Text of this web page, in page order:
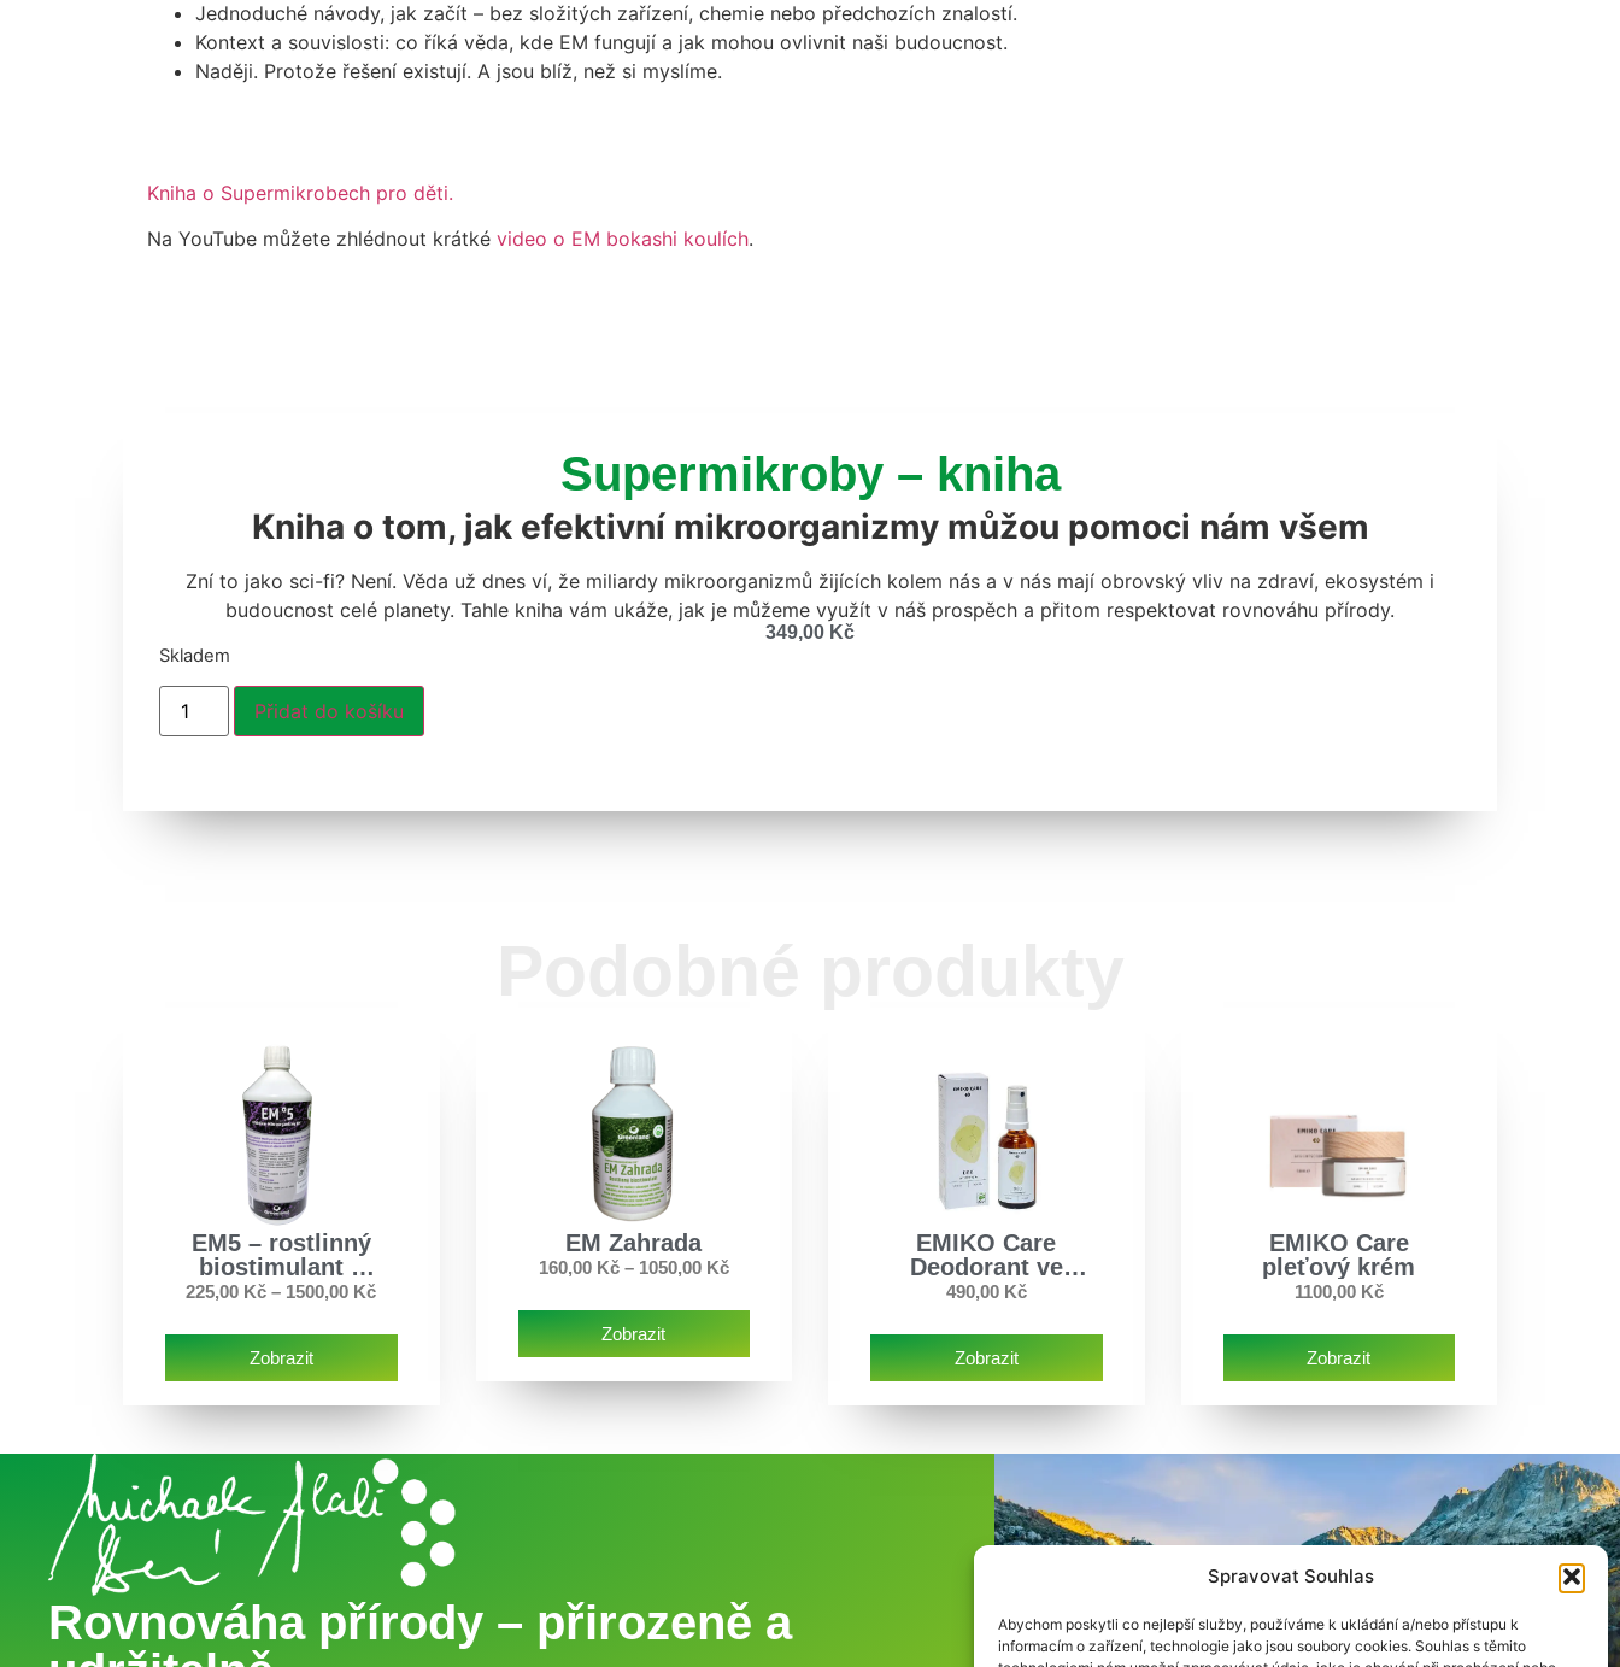
Spravovat Souhlas
Abychom poskytli co nejlepší služby, používáme k ukládání a/nebo přístupu k
informacím o zařízení, technologie jako jsou soubory cookies. Souhlas s těmito
Jednoduché návody, jak začít – bez složitých zařízení, chemie nebo předchozích znalostí.
Kontext a souvislosti: co říká věda, kde EM fungují a jak mohou ovlivnit naši budoucnost.
Naději. Protože řešení existují. A jsou blíž, než si myslíme.
Kniha o Supermikrobech pro děti.
Na YouTube můžete zhlédnout krátké video o EM bokashi koulích.
Supermikroby – kniha
Kniha o tom, jak efektivní mikroorganizmy můžou pomoci nám všem
Zní to jako sci-fi? Není. Věda už dnes ví, že miliardy mikroorganizmů žijících kolem nás a v nás mají obrovský vliv na zdraví, ekosystém i
budoucnost celé planety. Tahle kniha vám ukáže, jak je můžeme využít v náš prospěch a přitom respektovat rovnováhu přírody.
349,00 Kč
Skladem
Přidat do košíku
EM5 – rostlinný
biostimulant s
chilli a česnekem
225,00 Kč – 1500,00 Kč
Zobrazit
EM Zahrada
160,00 Kč – 1050,00 Kč
Zobrazit
EMIKO Care
Deodorant ve
spreji (50 ml)
490,00 Kč
Zobrazit
EMIKO Care
pleťový krém
1100,00 Kč
Zobrazit
Rovnováha přírody – přirozeně a